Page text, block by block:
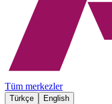
Tüm merkezler
Türkçe English